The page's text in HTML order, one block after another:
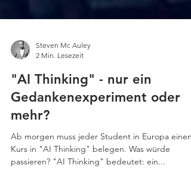
Steven Mc Auley
2 Min. Lesezeit
"AI Thinking" - nur ein
Gedankenexperiment oder
mehr?